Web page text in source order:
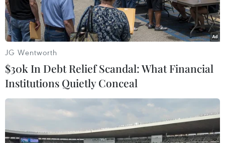
Cờ Anh (phía dưới) và cờ EU (phía trên) bên ngoài tòa nhà
JG Wentworth
$30k In Debt Relief Scandal: What Financial
Institutions Quietly Conceal